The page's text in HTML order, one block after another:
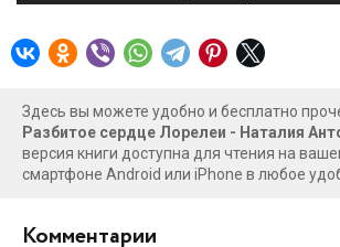
Здесь вы можете удобно и бесплатно
Разбитое сердце Лорелеи - Hаталия
версия книги доступна для чтения на
смартфоне Android или iPhone в любое
Комментарии